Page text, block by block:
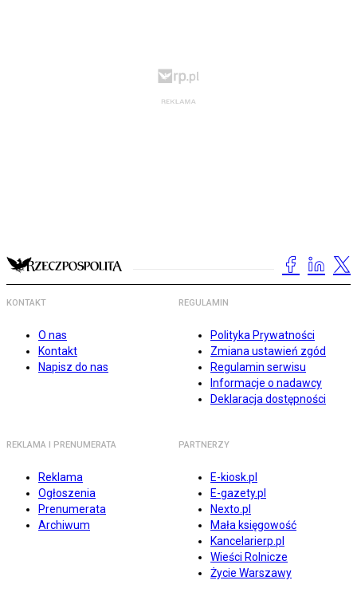
KONTAKT
O nas
Kontakt
Napisz do nas
REGULAMIN
Polityka Prywatności
Zmiana ustawień zgód
Regulamin serwisu
Informacje o nadawcy
Deklaracja dostępności
REKLAMA I PRENUMERATA
Reklama
Ogłoszenia
Prenumerata
Archiwum
PARTNERZY
E-kiosk.pl
E-gazety.pl
Nexto.pl
Mała księgowość
Kancelarierp.pl
Wieści Rolnicze
Życie Warszawy